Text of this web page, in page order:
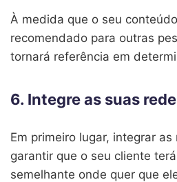
À medida que o seu
recomendado para outras
tornará referência em
6. Integre as suas
Em primeiro lugar, integrar
garantir que o seu cliente
semelhante onde quer que